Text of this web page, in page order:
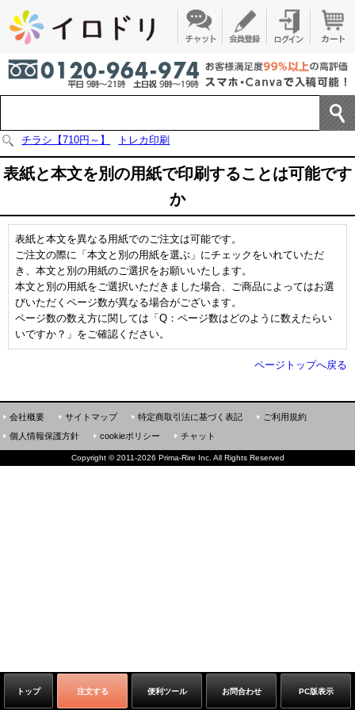
チラシ【710円～】 トレカ印刷
表紙と本文を別の用紙で印刷することは可能です
か
表紙と本文を異なる用紙でのご注文は可能です。
ご注文の際に「本文と別の用紙を選ぶ」にチェックをいれていただ
き、本文と別の用紙のご選択をお願いいたします。
本文と別の用紙をご選択いただきました場合、ご商品によってはお選
びいただくページ数が異なる場合がございます。
ページ数の数え方に関しては「Q：ページ数はどのように数えたらい
いですか？」をご確認ください。
ページトップへ戻る
トップ 注文する 便利ツール お問合わせ PC版表示
会社概要 サイトマップ 特定商取引法に基づく表記
ご利用規約
個人情報保護方針
cookieポリシー チャット
Copyright ©2011-2026 Prima-Rire Inc. All Rights Reserved